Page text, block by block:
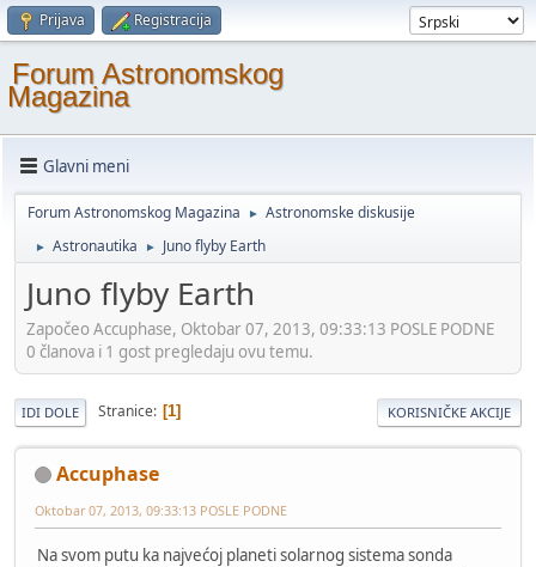
Prijava Registracija
Forum Astronomskog
Magazina
Glavni meni
Forum Astronomskog Magazina ► Astronomske diskusije
► Astronautika ► Juno flyby Earth
Juno flyby Earth
Započeo Accuphase, Oktobar 07, 2013, 09:33:13 POSLE PODNE
0 članova i 1 gost pregledaju ovu temu.
IDI DOLE Stranice 1 KORISNIČKE AKCIJE
Accuphase
Oktobar 07, 2013, 09:33:13 POSLE PODNE
Na svom putu ka najvećoj planeti solarnog sistema sonda